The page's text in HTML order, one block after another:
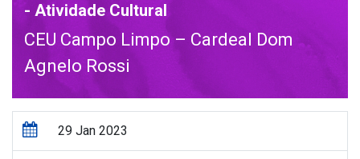
- Atividade Cultural
CEU Campo Limpo – Cardeal Dom
Agnelo Rossi
29 Jan 2023